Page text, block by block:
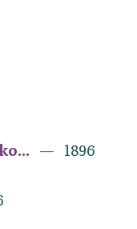
1896